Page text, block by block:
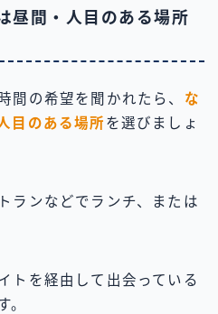
昼間・人目のある場所
間の希望を聞かれたら、 な
目のある場所 を選びましょ
ランなどでランチ、または
トを経由して出会っている
。